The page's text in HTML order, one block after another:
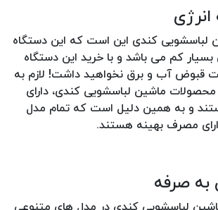
لباسشویی کندی این است که این دستگاه
کم می باشد و با خرید این دستگاه
قبوض آب و برق نخواهید داشت! لازم به
ماشین لباسشویی کندی، دارای
و به همین دلیل است که تمام مدل
مصرف بهینه هستند.
صرفه